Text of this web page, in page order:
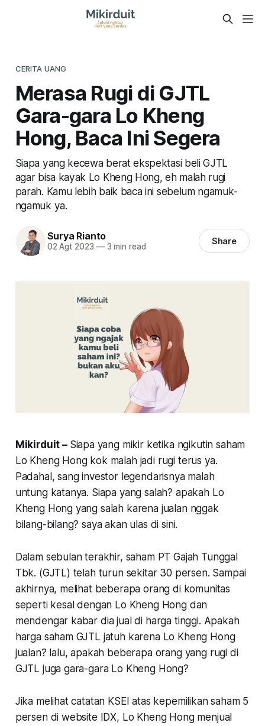
CERITA UANG
Merasa Rugi di GJTL
Gara-gara Lo Kheng
Hong, Baca Ini Segera
Siapa yang kecewa berat ekspektasi beli GJTL
agar bisa kayak Lo Kheng Hong, eh malah rugi
parah. Kamu lebih baik baca ini sebelum ngamuk-
ngamuk ya.
Surya Rianto
02 Agt 2023 —3 min read Share
Mikirduit – Siapa yang mikir ketika ngikutin saham
Lo Kheng Hongkok malah jadi rugi terus ya.
Padahal, sang investor legendarisnya malah
untung katanya. Siapa yang salah? apakah Lo
Kheng Hong yang salah karena jualan nggak
bilang-bilang? saya akan ulas di sini.
Dalam sebulan terakhir, saham PT Gajah Tunggal
Tbk. (GJTL) telah turun sekitar 30 persen. Sampai
akhirnya, melihat beberapa orang di komunitas
seperti kesal dengan Lo Kheng Hong dan
mendengar kabar dia jual di harga tinggi. Apakah
harga saham GJTL jatuh karena Lo Kheng Hong
jualan? lalu, apakah beberapa orang yang rugi di
GJTL juga gara-gara Lo Kheng Hong?
Jika melihat catatan KSEI atas kepemilikan saham 5
persen di website IDX, Lo Kheng Hong menjual